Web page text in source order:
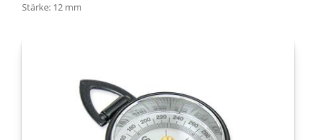
Stärke: 12 mm